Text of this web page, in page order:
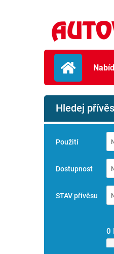
Hledej přívěs
Použití
Dostupnost
STAV přívěsu
0